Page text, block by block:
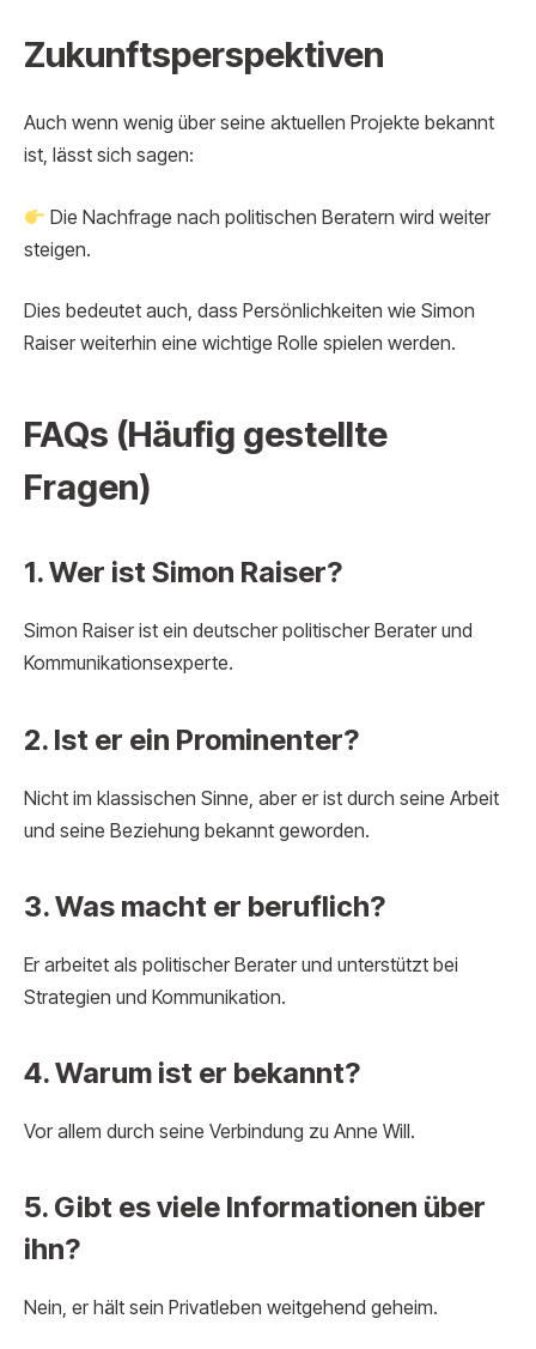
Zukunftsperspektiven
Auch wenn wenig über seine aktuellen Projekte bekannt
ist, lässt sich sagen:
Die Nachfrage nach politischen Beratern wird weiter
steigen.
Dies bedeutet auch, dass Persönlichkeiten wie Simon
Raiser weiterhin eine wichtige Rolle spielen werden.
FAQs (Häufig gestellte
Fragen)
1. Wer ist Simon Raiser?
Simon Raiser ist ein deutscher politischer Berater und
Kommunikationsexperte.
2. Ist er ein Prominenter?
Nicht im klassischen Sinne, aber er ist durch seine Arbeit
und seine Beziehung bekannt geworden.
3. Was macht er beruflich?
Er arbeitet als politischer Berater und unterstützt bei
Strategien und Kommunikation.
4. Warum ist er bekannt?
Vor allem durch seine Verbindung zu Anne Will.
5. Gibt es viele Informationen über
ihn?
Nein, er hält sein Privatleben weitgehend geheim.